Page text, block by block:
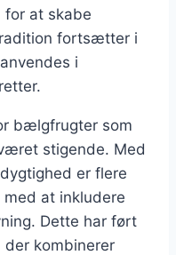
for at skabe
fortsætter i
i
bælgfrugter som
stigende. Med
er flere
at inkludere
Dette har ført
kombinerer